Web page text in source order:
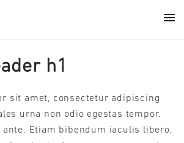
h1
sit amet, consectetur adipiscing
urna non odio egestas tempor.
ante. Etiam bibendum iaculis libero,